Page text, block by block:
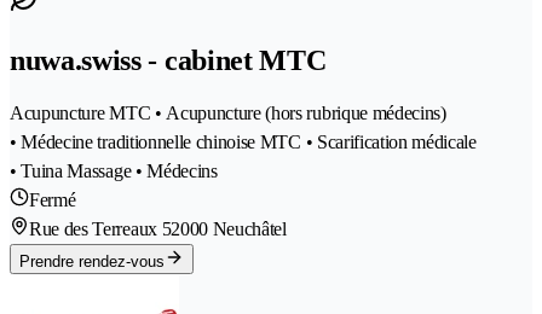
nuwa.swiss - cabinet MTC
Acupuncture MTC • Acupuncture (hors rubrique médecins)
• Médecine traditionnelle chinoise MTC • Scarification médicale
• Tuina Massage • Médecins
Fermé
Rue des Terreaux 52000 Neuchâtel
Prendre rendez-vous